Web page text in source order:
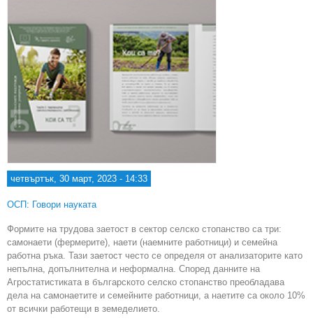
четвъртък, 30 март, 2023 - 14:33
ОСП: Говори науката
Формите на трудова заетост в сектор селско стопанство са три:
самонаети (фермерите), наети (наемните работници) и семейна
работна ръка. Тази заетост често се определя от анализаторите като
непълна, допълнителна и неформална. Според данните на
Агростатистиката в българското селско стопанство преобладава
дела на самонаетите и семейните работници, а наетите са около 10%
от всички работещи в земеделието.